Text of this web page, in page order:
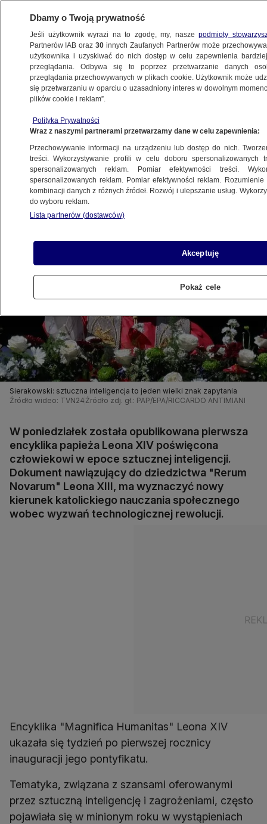
BIZNES
TECH
inteligencji
Oprac.Bartłomiej Ciepielewski
25.05.2026, 11:08Aktualizacja:25.05.2026, 11:45
Posłuchaj artykułu
Czyta lektor AI
Sierakowski: sztuczna inteligencja to jeden wielki znak zapytania
Źródło wideo: TVN24 Źródło zdj. gł.: PAP/EPA/RICCARDO ANTIMIANI
W poniedziałek została opublikowana pierwsza
encyklika papieża Leona XIV poświęcona
człowiekowi w epoce sztucznej inteligencji.
Dokument nawiązujący do dziedzictwa "Rerum
Novarum" Leona XIII, ma wyznaczyć nowy
kierunek katolickiego nauczania społecznego
wobec wyzwań technologicznej rewolucji.
Encyklika "Magnifica Humanitas" Leona XIV
ukazała się tydzień po pierwszej rocznicy
inauguracji jego pontyfikatu.
Tematyka, związana z szansami oferowanymi
przez sztuczną inteligencję i zagrożeniami, często
pojawiała się w minionym roku w wystąpieniach
Dbamy o Twoją prywatność
Jeśli użytkownik wyrazi na to zgodę, my, naszepodmioty
Partnerów IAB oraz30 innych Zaufanych Partnerów może
użytkownika i uzyskiwać do nich dostęp w celu zapewnienia
przeglądania. Odbywa się to poprzez przetwarzanie danych
przeglądania przechowywanych w plikach cookie. Użytkownik może
się przetwarzaniu w oparciu o uzasadniony interes w dowolnym
plików cookie i reklam”.
Polityka Prywatności
Wraz z naszymi partnerami przetwarzamy dane w celu zapewnienia:
Przechowywanie informacji na urządzeniu lub dostęp do nich.
treści. Wykorzystywanie profili w celu doboru spersonalizowanych
spersonalizowanych reklam. Pomiar efektywności treści.
spersonalizowanych reklam. Pomiar efektywności reklam.
kombinacji danych z różnych źródeł. Rozwój i ulepszanie usług.
do wyboru reklam.
Lista partnerów (dostawców)
Akceptuję
Pokaż cele